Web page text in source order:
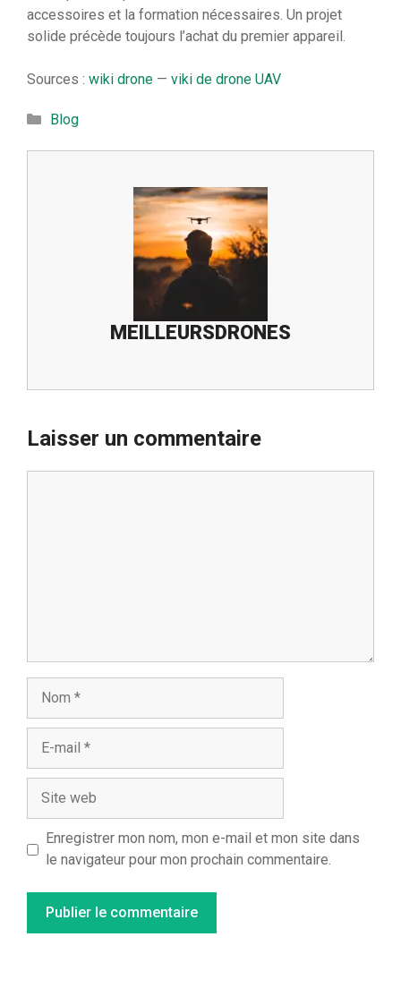
accessoires et la formation nécessaires. Un projet
solide précède toujours l’achat du premier appareil.
Sources : wiki drone — viki de drone UAV
Catégories
Blog
MEILLEURSDRONES
Laisser un commentaire
mail
web
Enregistrer mon nom, mon e-mail et mon site dans
le navigateur pour mon prochain commentaire.